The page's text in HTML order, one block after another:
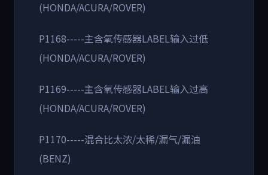
(HONDA/ACURA/ROVER)
P1168-----主含氧传感器LABEL输入过低
(HONDA/ACURA/ROVER)
P1169-----主含氧传感器LABEL输入过高
(HONDA/ACURA/ROVER)
P1170-----混合比太浓/太稀/漏气/漏油
(BENZ)